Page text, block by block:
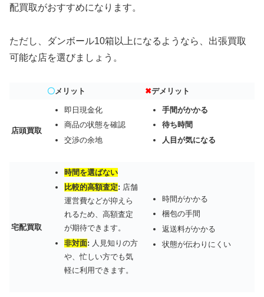
配買取がおすすめになります。
ただし、ダンボール10箱以上になるようなら、出張買取
可能な店を選びましょう。
〇メリット ✖デメリット
店頭買取
即日現金化
商品の状態を確認
交渉の余地
手間がかかる
待ち時間
人目が気になる
宅配買取
時間を選ばない
比較的高額査定: 店舗
運営費などが抑えら
れるため、高額査定
が期待できます。
非対面: 人見知りの方
や、忙しい方でも気
軽に利用できます。
時間がかかる
梱包の手間
返送料がかかる
状態が伝わりにくい